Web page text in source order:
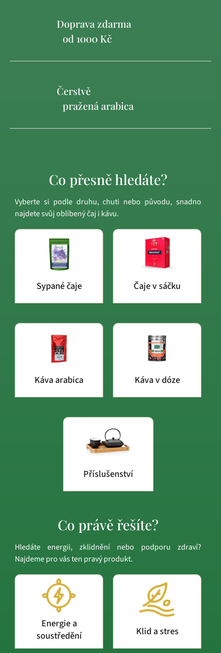
Doprava zdarma
od 1000 Kč
Čerstvě
pražená arabica
Co přesně hledáte?
Vyberte si podle druhu, chuti nebo původu, snadno
najdete svůj oblíbený čaj i kávu.
Sypané čaje Čaje v sáčku
Káva arabica Káva v dóze
Příslušenství
Co právě řešíte?
Hledáte energii, zklidnění nebo podporu zdraví?
Najdeme pro vás ten pravý produkt.
Energie a
soustředění
Klid a stres